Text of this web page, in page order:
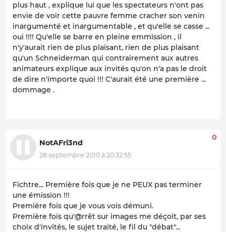
plus haut , explique lui que les spectateurs n'ont pas
envie de voir cette pauvre femme cracher son venin
inargumenté et inargumentable , et qu'elle se casse ...
oui !!!! Qu'elle se barre en pleine emmission , il
n'y'aurait rien de plus plaisant, rien de plus plaisant
qu'un Schneiderman qui contrairement aux autres
animateurs explique aux invités qu'on n'a pas le droit
de dire n'importe quoi !!! C'aurait été une première ...
dommage .
NotAFri3nd
28 septembre 2010 à 20:32:55
0
Fichtre... Première fois que je ne PEUX pas terminer
une émission !!!
Première fois que je vous vois démuni.
Première fois qu'@rrêt sur images me déçoit, par ses
choix d'invités, le sujet traité, le fil du "débat"...